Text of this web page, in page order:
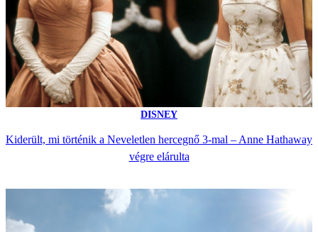
DISNEY
Kiderült, mi történik a Neveletlen hercegnő 3-mal – Anne Hathaway
végre elárulta